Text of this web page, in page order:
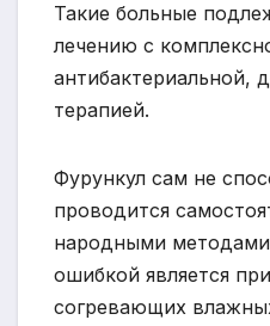
Такие больные
лечению с
антибактериальной,
терапией.
Фурункул сам не
проводится
народными
ошибкой является
согревающих